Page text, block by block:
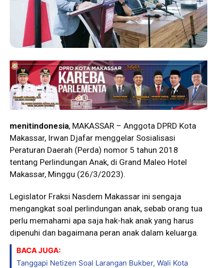
menitindonesia, MAKASSAR – Anggota DPRD Kota
Makassar, Irwan Djafar menggelar Sosialisasi
Peraturan Daerah (Perda) nomor 5 tahun 2018
tentang Perlindungan Anak, di Grand Maleo Hotel
Makassar, Minggu (26/3/2023).
Legislator Fraksi Nasdem Makassar ini sengaja
mengangkat soal perlindungan anak, sebab orang tua
perlu memahami apa saja hak-hak anak yang harus
dipenuhi dan bagaimana peran anak dalam keluarga.
BACA JUGA:
Tanggapi Netizen Soal Larangan Bukber, Wali Kota